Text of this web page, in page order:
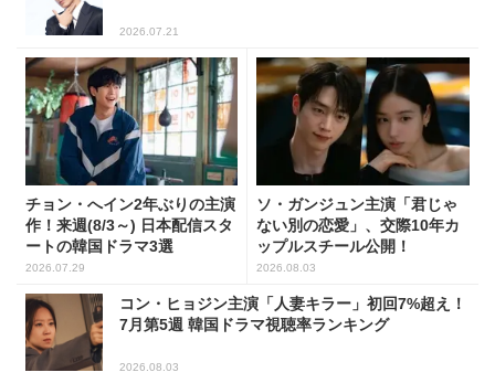
2026.07.21
チョン・へイン2年ぶりの主演
作！来週(8/3～) 日本配信スタ
ートの韓国ドラマ3選
2026.07.29
ソ・ガンジュン主演「君じゃ
ない別の恋愛」、交際10年カ
ップルスチール公開！
2026.08.03
コン・ヒョジン主演「人妻キラー」初回7%超え！
7月第5週 韓国ドラマ視聴率ランキング
2026.08.03